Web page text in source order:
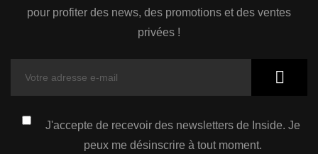
pour profiter des news, des promotions et des ventes
privées !
J'accepte de recevoir des newsletters de Inside. Je
peux me désinscrire à tout moment.